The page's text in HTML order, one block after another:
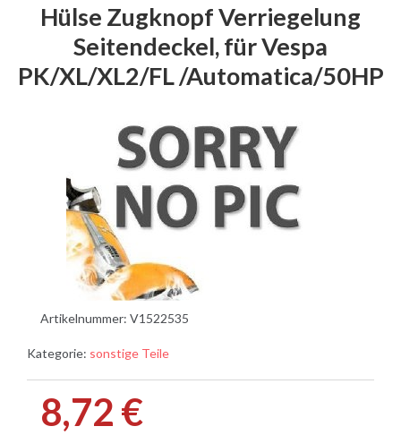
Hülse Zugknopf Verriegelung
Seitendeckel, für Vespa
PK/XL/XL2/FL /Automatica/50HP
Artikelnummer: V1522535
Kategorie: sonstige Teile
8,72 €